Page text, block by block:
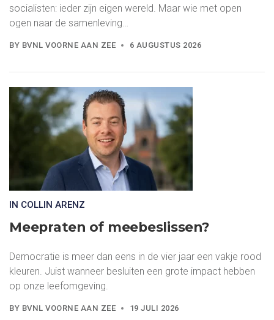
socialisten: ieder zijn eigen wereld. Maar wie met open
ogen naar de samenleving…
BY BVNL VOORNE AAN ZEE 6 AUGUSTUS 2026
IN COLLIN ARENZ
Meepraten of meebeslissen?
Democratie is meer dan eens in de vier jaar een vakje rood
kleuren. Juist wanneer besluiten een grote impact hebben
op onze leefomgeving.
BY BVNL VOORNE AAN ZEE 19 JULI 2026